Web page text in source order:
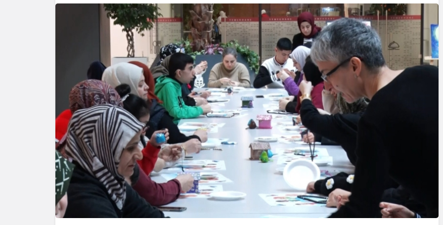
Yazarlar
AKDENİZ, BİR AÇIK
HAVA HAZİNESİ
Cumhurbaşkanı
Erdoğan’a Suikast
Girişiminde Bulunan
FETÖ Firarisi B.K.
Afyonkarahisar’da
Yakalandı